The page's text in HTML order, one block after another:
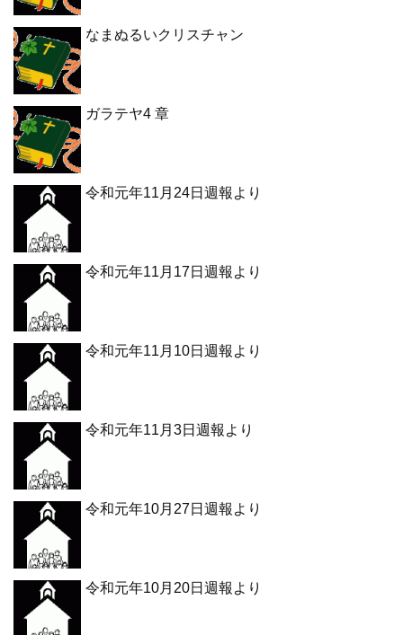
なまぬるいクリスチャン
ガラテヤ4 章
令和元年11月24日週報より
令和元年11月17日週報より
令和元年11月10日週報より
令和元年11月3日週報より
令和元年10月27日週報より
令和元年10月20日週報より